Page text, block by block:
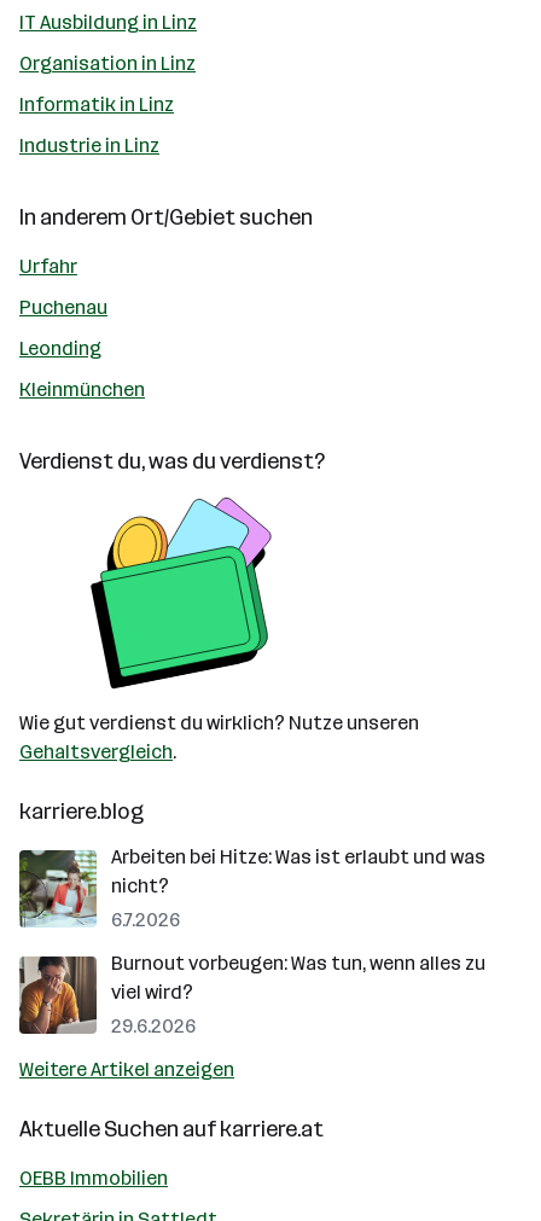
IT Ausbildung in Linz
Organisation in Linz
Informatik in Linz
Industrie in Linz
In anderem Ort/Gebiet suchen
Urfahr
Puchenau
Leonding
Kleinmünchen
Verdienst du, was du verdienst?
Wie gut verdienst du wirklich? Nutze unseren
Gehaltsvergleich.
karriere.blog
Arbeiten bei Hitze: Was ist erlaubt und was
nicht?
6.7.2026
Burnout vorbeugen: Was tun, wenn alles zu
viel wird?
29.6.2026
Weitere Artikel anzeigen
Aktuelle Suchen aufkarriere.at
OEBB Immobilien